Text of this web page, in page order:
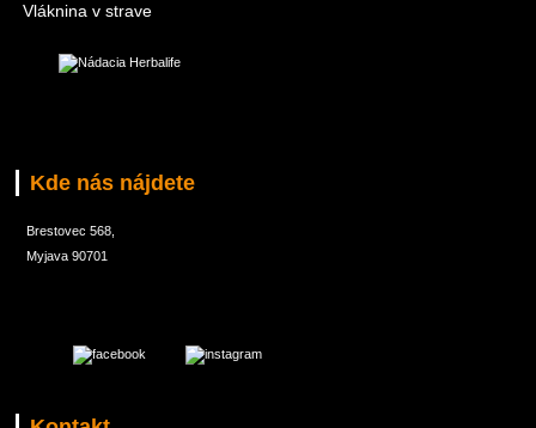
Vláknina v strave
Kde nás nájdete
Brestovec 568,
Myjava 90701